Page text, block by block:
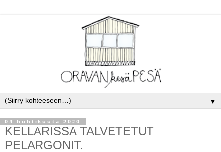
▼
04 huhtikuuta 2020
KELLARISSA TALVETETUT
PELARGONIT.